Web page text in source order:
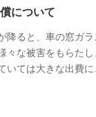
約を勧奨するため
ーン等の実施のため
き・管理等付帯業務
する情報
について
降ると、車の窓ガ
々な被害をもらたし
いては大きな出費